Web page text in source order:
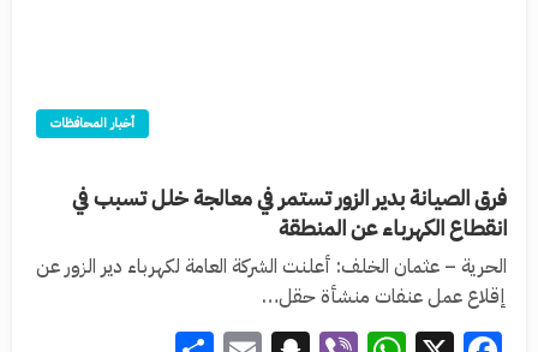
أخبار المحافظات
فرق الصيانة بدير الزور تستمر في معالجة خلل تسبب في
انقطاع الكهرباء عن المنطقة
الحرية – عثمان الخلف: أعلنت الشركة العامة لكهرباء دير الزور عن
إقلاع عمل عنفات منشأة حقل…